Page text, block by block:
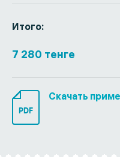
Итого:
7 280 тенге
PDF
Скачать